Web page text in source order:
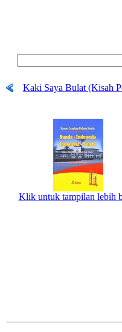
Kaki Saya Bulat (Kisah
Klik untuk tampilan lebih